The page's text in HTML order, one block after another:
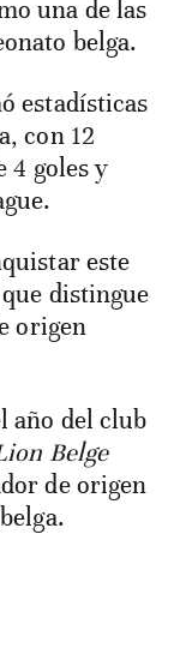
una de las
belga.
estadísticas
con 12
4 goles y
este
distingue
origen
año del club
Belge
de origen